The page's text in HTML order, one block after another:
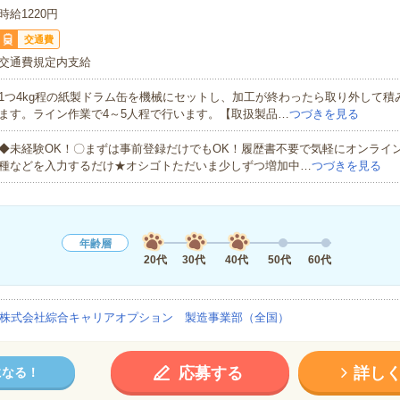
給1220円
交通費
通費規定内支給
つ4kg程の紙製ドラム缶を機械にセットし、加工が終わったら取り外して積
す。ライン作業で4～5人程で行います。【取扱製品…つづきを見る
未経験OK！〇まずは事前登録だけでもOK！履歴書不要で気軽にオンライ
などを入力するだけ★オシゴトただいま少しずつ増加中…つづきを見る
年齢層
20代
30代 40代 50代 60代
株式会社綜合キャリアオプション 製造事業部（全国）
る！ 応募する 詳し